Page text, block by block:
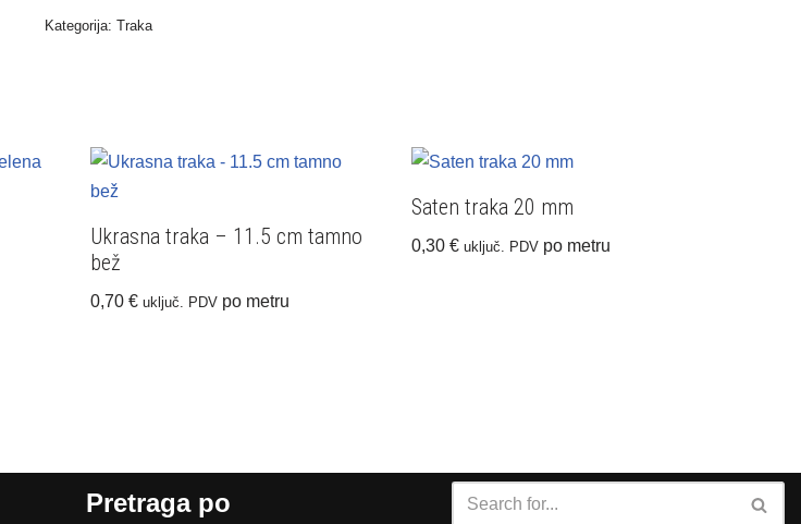
Kategorija:Traka
Ukrasna traka – 11.5 cm tamno
bež
0,70€ uključ. PDV po metru
Saten traka 20 mm
0,30€ uključ. PDV po metru
Pretraga po